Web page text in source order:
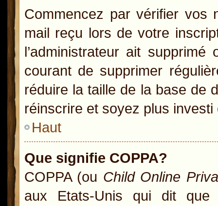
Commencez par vérifier vos
mail reçu lors de votre
l’administrateur ait
courant de supprimer
réduire la taille de la base de
réinscrire et soyez plus
Haut
Que signifie COPPA?
COPPA (ou Child Online
aux Etats-Unis qui dit que